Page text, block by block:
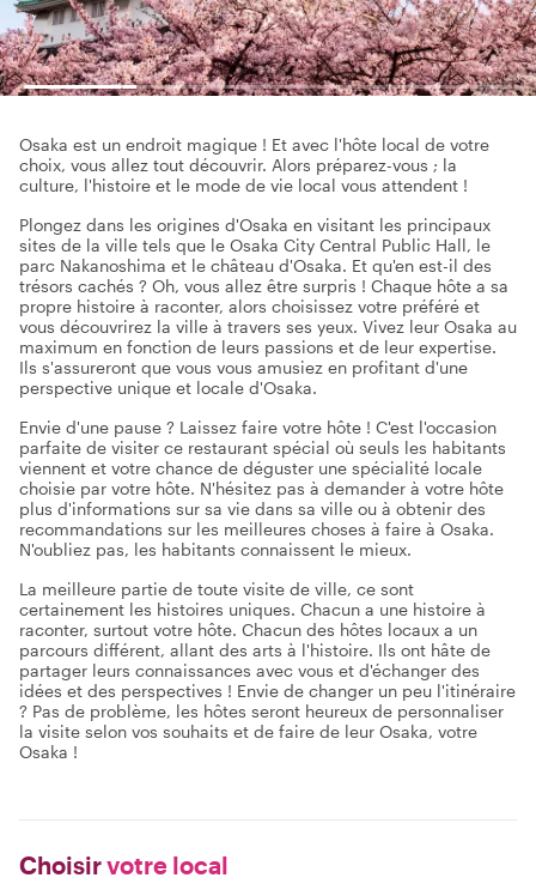
Osaka est un endroit magique ! Et avec l'hôte local de votre
choix, vous allez tout découvrir. Alors préparez-vous ; la
culture, l'histoire et le mode de vie local vous attendent !
Plongez dans les origines d'Osaka en visitant les principaux
sites de la ville tels que le Osaka City Central Public Hall, le
parc Nakanoshima et le château d'Osaka. Et qu'en est-il des
trésors cachés ? Oh, vous allez être surpris ! Chaque hôte a sa
propre histoire à raconter, alors choisissez votre préféré et
vous découvrirez la ville à travers ses yeux. Vivez leur Osaka au
maximum en fonction de leurs passions et de leur expertise.
Ils s'assureront que vous vous amusiez en profitant d'une
perspective unique et locale d'Osaka.
Envie d'une pause ? Laissez faire votre hôte ! C'est l'occasion
parfaite de visiter ce restaurant spécial où seuls les habitants
viennent et votre chance de déguster une spécialité locale
choisie par votre hôte. N'hésitez pas à demander à votre hôte
plus d'informations sur sa vie dans sa ville ou à obtenir des
recommandations sur les meilleures choses à faire à Osaka.
N'oubliez pas, les habitants connaissent le mieux.
La meilleure partie de toute visite de ville, ce sont
certainement les histoires uniques. Chacun a une histoire à
raconter, surtout votre hôte. Chacun des hôtes locaux a un
parcours différent, allant des arts à l'histoire. Ils ont hâte de
partager leurs connaissances avec vous et d'échanger des
idées et des perspectives ! Envie de changer un peu l'itinéraire
? Pas de problème, les hôtes seront heureux de personnaliser
la visite selon vos souhaits et de faire de leur Osaka, votre
Osaka !
Choisirvotre local